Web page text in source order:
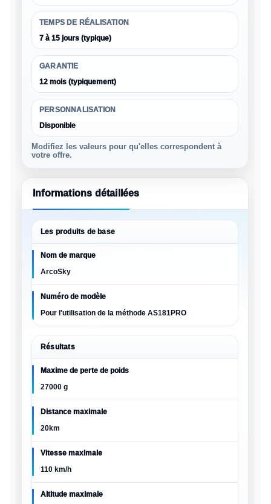
TEMPS DE RÉALISATION
7 à 15 jours (typique)
GARANTIE
12 mois (typiquement)
PERSONNALISATION
Disponible
Modifiez les valeurs pour qu'elles correspondent à
votre offre.
Informations détaillées
Les produits de base
Nom de marque
ArcoSky
Numéro de modèle
Pour l'utilisation de la méthode AS181PRO
Résultats
Maxime de perte de poids
27000 g
Distance maximale
20km
Vitesse maximale
110 km/h
Altitude maximale